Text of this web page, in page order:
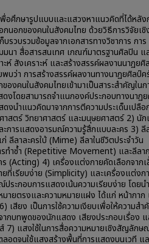
ศึกษารูปแบบและแสวงหาแนวคิดที่ได้หลัง
นอกของคนในสังคมไทย ด้วยวิธีการวิจัยเชิ
รวบรวมข้อมูลจากเอกสารทางวิชาการ การ
นา สื่อสารสนเทศ เกณฑ์มาตรฐานศิลปิน แ
ห์ สังเคราะห์ และสร้างสรรค์ผลงานนาฏยศิ
พบว่า การสร้างสรรค์ผลงานทางนาฏยศิลป์
องคนในสังคมไทยเข้ามาเป็นสาระสำคัญในก
งโดยสามารถจำแนกองค์ประกอบทางนาฏ
งนำแนวคิดมาจากการตีความประเด็นเปลื
าสตร์ วิทยาศาสตร์ และมนุษยศาสตร์ 2) นั
การแสดงอารมณ์ความรู้สึกแบบละคร 3) ลี
ลีลาละครใบ้ (Mime) ลีลาในชีวิตประจำวัน
ำซ้ำ (Repetitive Movement) และลีลา
(Acting) 4) เครื่องแต่งกายคัดเลือกจากเ
ที่เรียบง่าย (Simplicity) และเครื่องแต่งก
ะกอบการแสดงเน้นความเรียบง่าย โดยน
ายตรงและความหมายแฝง ได้แก่ หน้ากาก
เสียง เป็นการใช้ความเงียบเพื่อให้ความส
ากบทพูดของนักแสดง เสียงประกอบเรื่อง แ
7) แสงใช้ในการสื่อความหมายเชิงสัญลักษ
อดจนใช้แสงสร้างพื้นที่การแสดงบนเวที แ